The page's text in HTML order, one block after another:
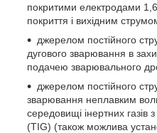
покритими електродами
покриття і вихідним
джерелом постійного
дугового зварювання в
подачею зварювального
джерелом постійного
зварювання неплавким
середовищі інертних газів
(TIG) (також можлива